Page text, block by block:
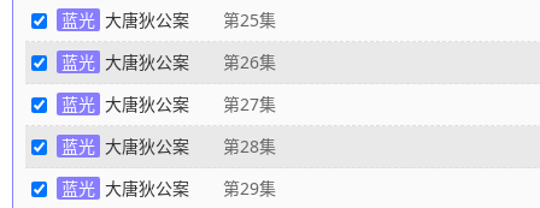
蓝光 大唐狄公案 第25集
蓝光 大唐狄公案 第26集
蓝光 大唐狄公案 第27集
蓝光 大唐狄公案 第28集
蓝光 大唐狄公案 第29集